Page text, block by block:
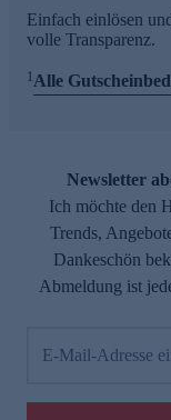
Einfach einlösen
volle Transparenz.
1Alle
Newsletter
Ich möchte den
Trends,
Dankeschön
Abmeldung ist
E-Mail-Adresse